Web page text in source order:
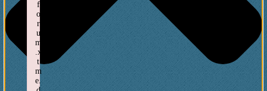
f
o
r
u
m
.x
t
m
e.